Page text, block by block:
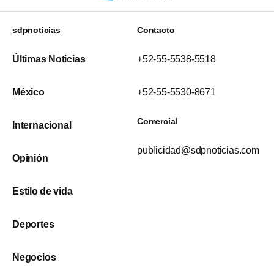
sdpnoticias
Últimas Noticias
México
Internacional
Opinión
Estilo de vida
Deportes
Negocios
Contacto
+52-55-5538-5518
+52-55-5530-8671
Comercial
publicidad@sdpnoticias.com